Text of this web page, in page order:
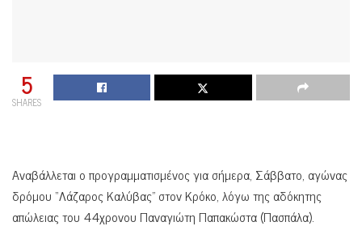
5
SHARES
Aναβάλλεται ο προγραμματισμένος για σήμερα, Σάββατο, αγώνας
δρόμου “Λάζαρος Καλύβας” στον Κρόκο, λόγω της αδόκητης
απώλειας του 44χρονου Παναγιώτη Παπακώστα (Πασπάλα).